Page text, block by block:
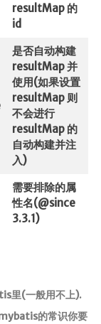
resultMap 的
id
是否自动构建
resultMap 并
使用(如果设置
resultMap 则
不会进行
resultMap 的
自动构建并注
入)
需要排除的属
性名(@since
3.3.1)
里(一般用不上).
的常识你要